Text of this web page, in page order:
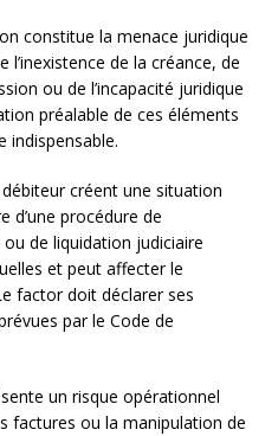
constitue la menace juridique
l’inexistence de la créance, de
ou de l’incapacité juridique
préalable de ces éléments
indispensable.
créent une situation
d’une procédure de
de liquidation judiciaire
et peut affecter le
factor doit déclarer ses
par le Code de
un risque opérationnel
factures ou la manipulation de